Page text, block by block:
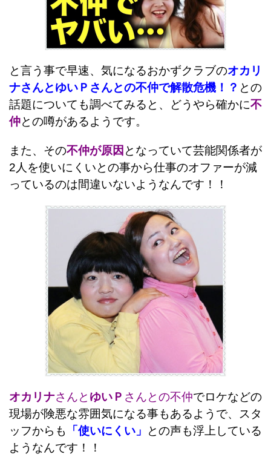
と言う事で早速、気になるおかずクラブのオカリ
ナさんとゆいＰさんとの不仲で解散危機！？ との
話題についても調べてみると、どうやら確かに不
仲との噂があるようです。
また、その不仲が原因 となっていて芸能関係者が
2人を使いにくいとの事から仕事のオファーが減
っているのは間違いないようなんです！！
オカリナさんと ゆいＰ さんとの不仲でロケなどの
現場が険悪な雰囲気になる事もあるようで、スタ
ッフからも
「使いにくい」
との声も浮上している
ようなんです！！